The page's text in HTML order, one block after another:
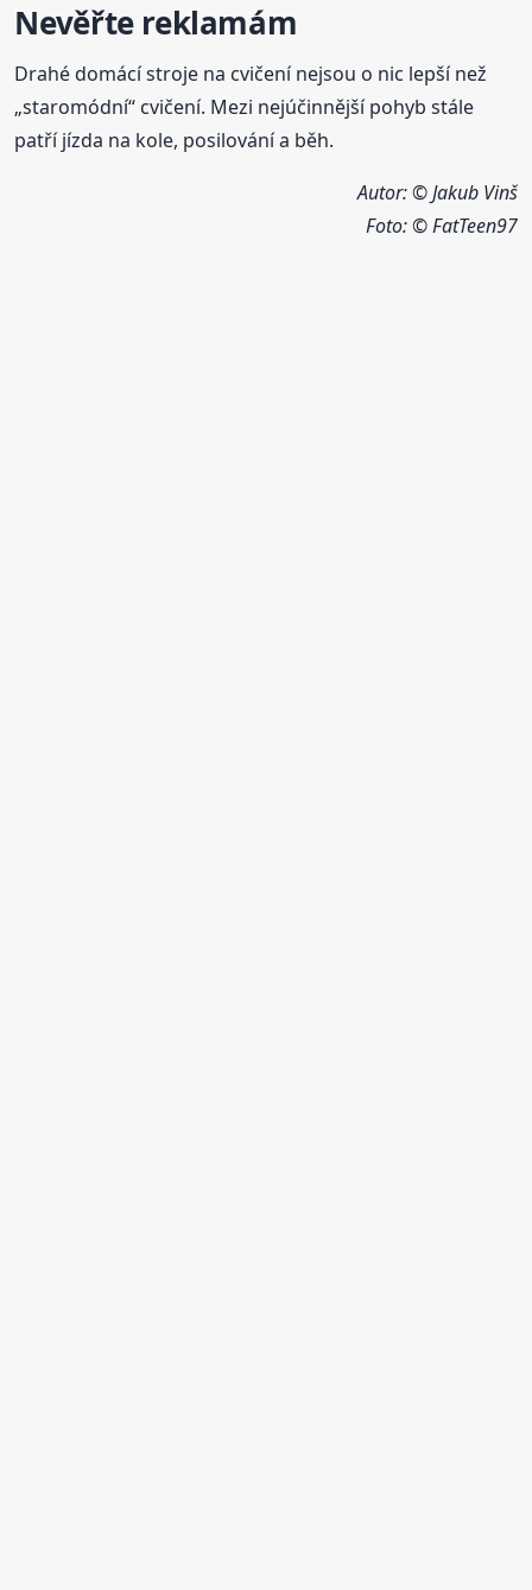
Nevěřte reklamám
Drahé domácí stroje na cvičení nejsou o nic lepší než
„staromódní“ cvičení. Mezi nejúčinnější pohyb stále
patří jízda na kole, posilování a běh.
Autor: © Jakub Vinš
Foto:© FatTeen97